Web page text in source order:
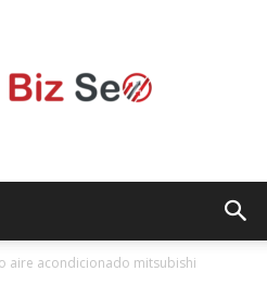
aire acondicionado mitsubishi